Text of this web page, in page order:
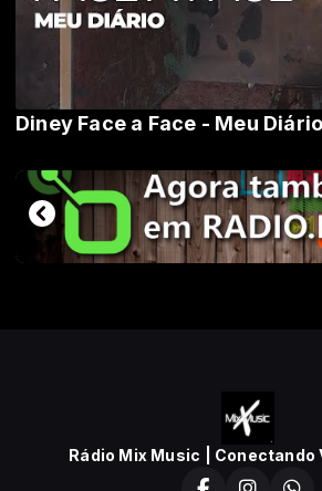
Diney Face a Face - Meu Diário
Rádio Mix Music | Conectando